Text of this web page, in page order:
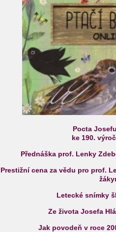
Pocta
ke 190.
Přednáška prof. Lenky
Prestižní cena za vědu pro prof.
Letecké snímky
Ze života Josefa
Jak povodeň v roce